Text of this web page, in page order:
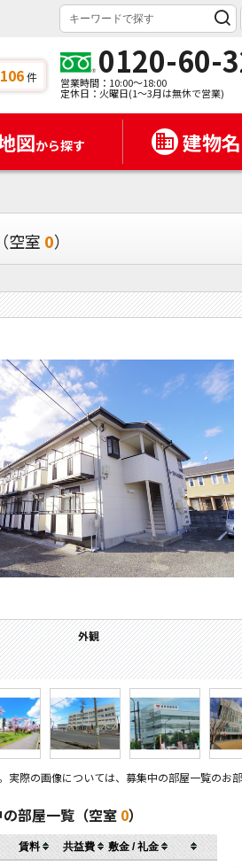
件 0120-60-
営業時間：10:00～18:00
定休日：火曜日(1～3月は無休で営業)
図から探す 建物名
（空室 0）
外観
周辺施設：スーパー
周辺施設：公園
周辺施設：警察署・交番
周辺施設：郵便局
周辺施設：役所
周辺施設：高校・高専
際の画像については、募集中の部屋一覧のお
部屋一覧（空室 0）
賃料 共益費 敷金 / 礼金